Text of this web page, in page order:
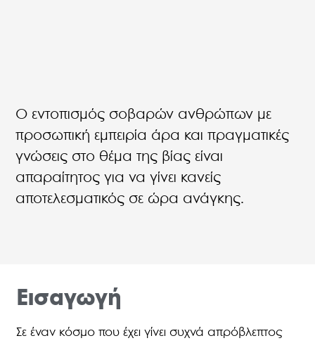
Ο εντοπισμός σοβαρών ανθρώπων με
προσωπική εμπειρία άρα και πραγματικές
γνώσεις στο θέμα της βίας είναι
απαραίτητος για να γίνει κανείς
αποτελεσματικός σε ώρα ανάγκης.
Εισαγωγή
Σε έναν κόσμο που έχει γίνει συχνά απρόβλεπτος